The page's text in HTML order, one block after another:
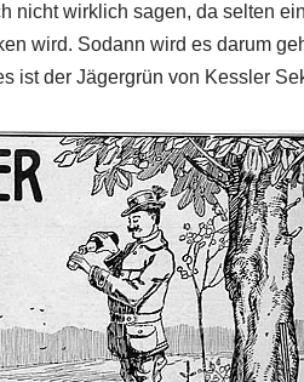
nicht wirklich sagen, da selten
wird. Sodann wird es darum
ist der Jägergrün von Kessler